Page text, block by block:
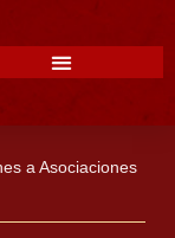
a Asociaciones